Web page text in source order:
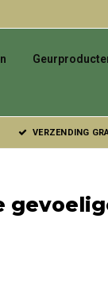
VERZENDING